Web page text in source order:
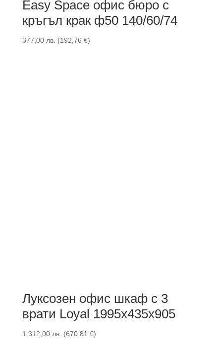
Easy Space офис бюро с
кръгъл крак ф50 140/60/74
377,00 лв. (192,76 €)
Луксозен офис шкаф с 3
врати Loyal 1995x435x905
1.312,00 лв. (670,81 €)